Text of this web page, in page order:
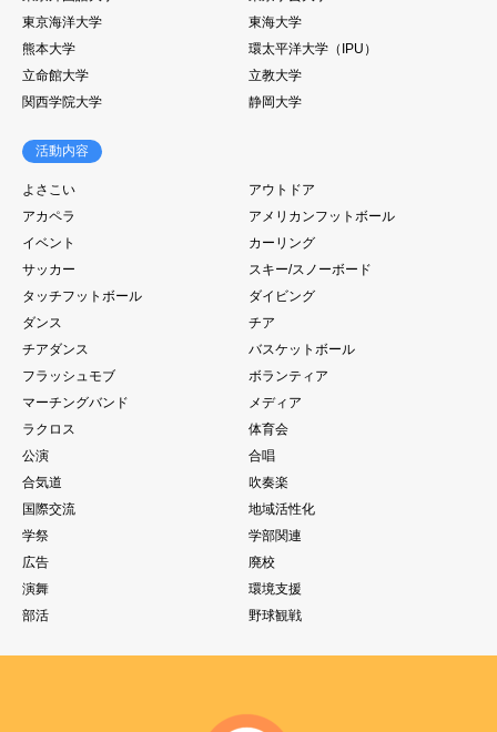
東京海洋大学
東海大学
熊本大学
環太平洋大学（IPU）
立命館大学
立教大学
関西学院大学
静岡大学
活動内容
よさこい
アウトドア
アカペラ
アメリカンフットボール
イベント
カーリング
サッカー
スキー/スノーボード
タッチフットボール
ダイビング
ダンス
チア
チアダンス
バスケットボール
フラッシュモブ
ボランティア
マーチングバンド
メディア
ラクロス
体育会
公演
合唱
合気道
吹奏楽
国際交流
地域活性化
学祭
学部関連
広告
廃校
演舞
環境支援
部活
野球観戦